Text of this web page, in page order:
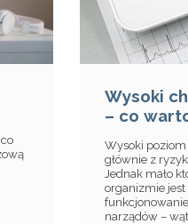
Wysoki
– co
Wysoki
głównie z
Jednak mało
organizmie
narządów –